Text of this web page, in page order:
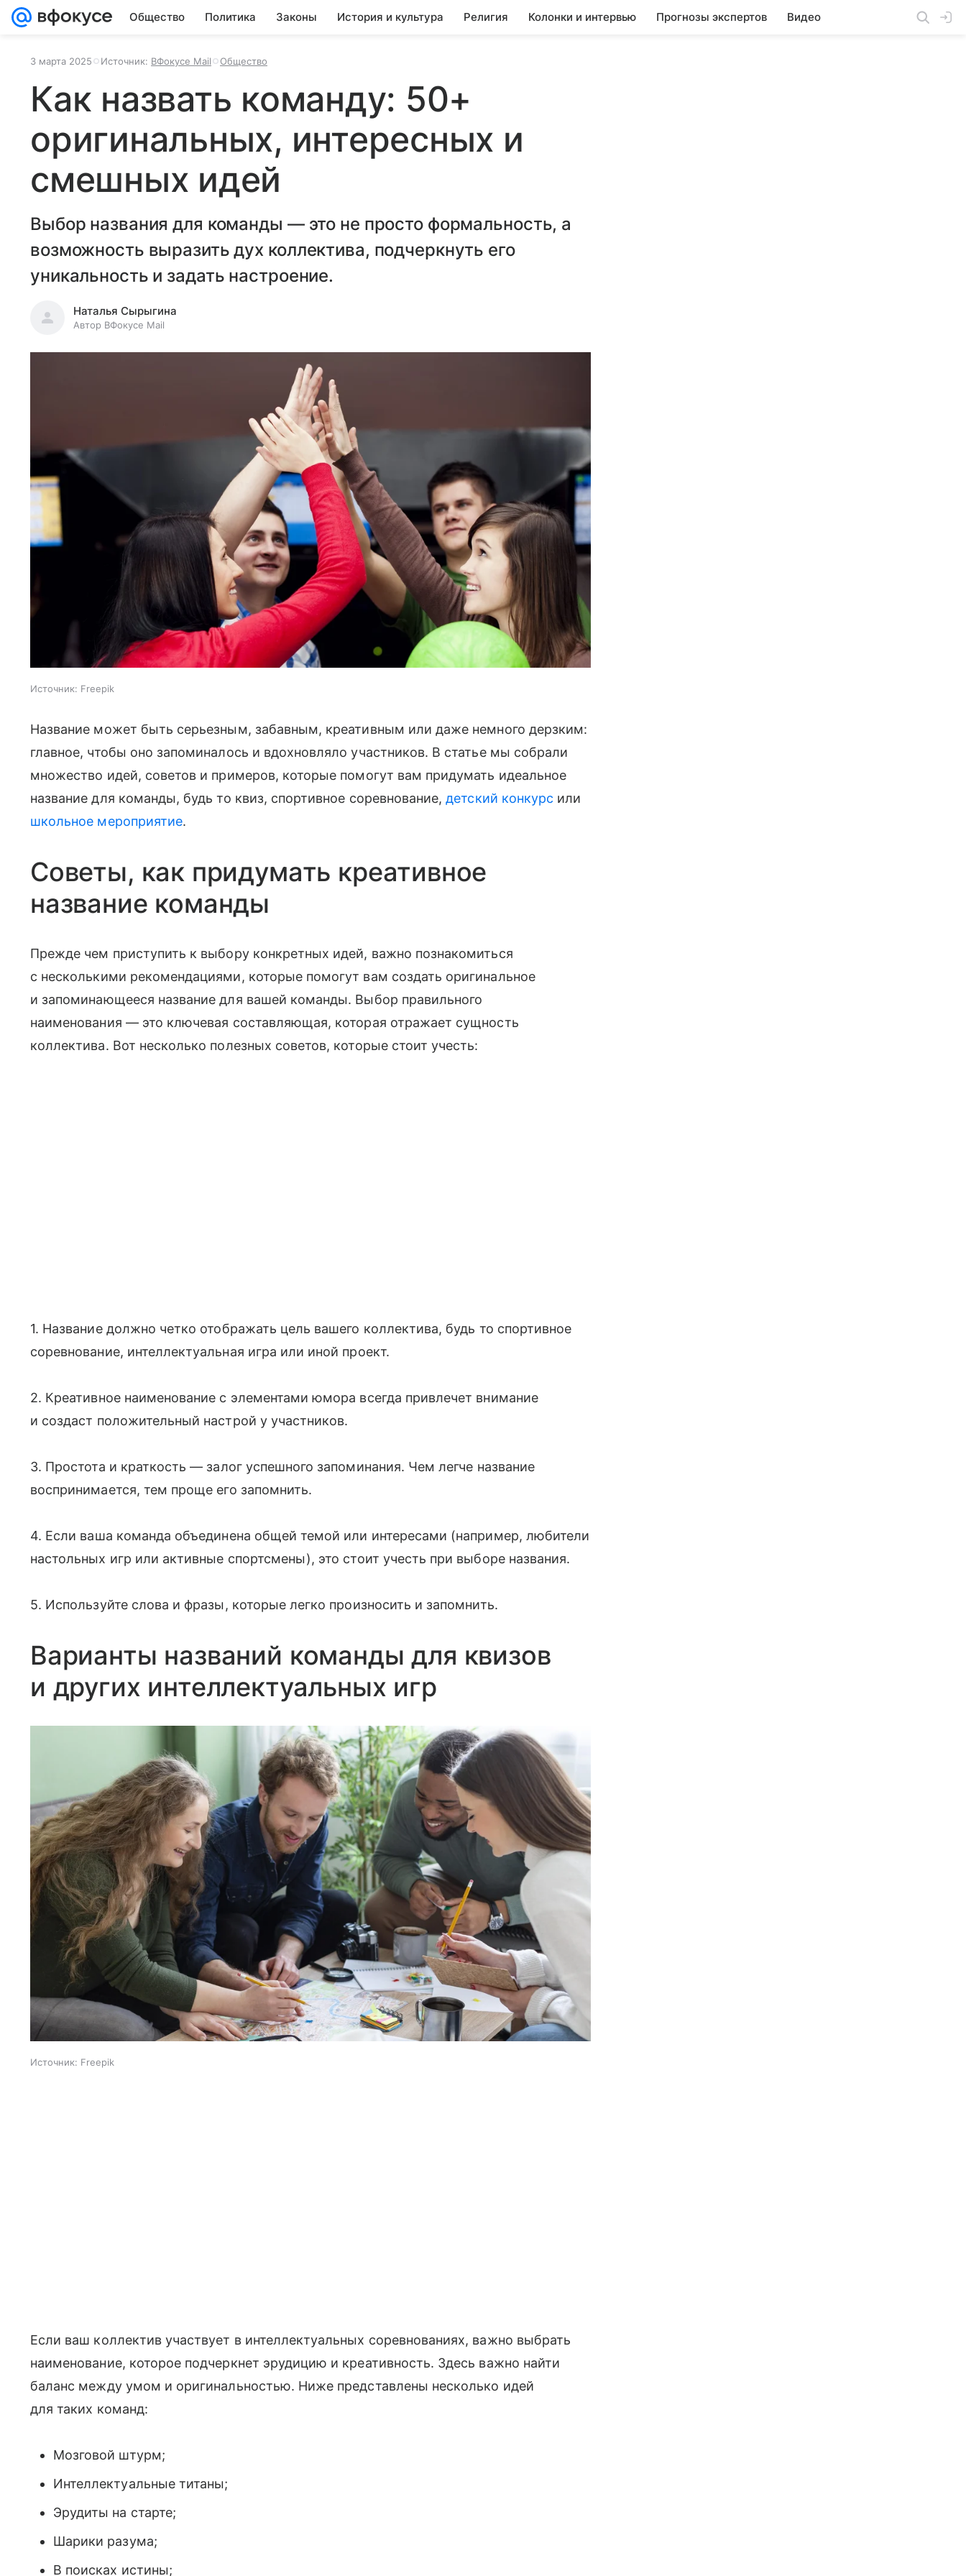
Общество Политика Законы История и культура Религия Колонки и интервью Прогнозы экспертов Видео
3 марта 2025 Источник: ВФокусе Mail Общество
Как назвать команду: 50+
оригинальных, интересных и
смешных идей
Выбор названия для команды — это не просто формальность, а
возможность выразить дух коллектива, подчеркнуть его
уникальность и задать настроение.
Наталья Сырыгина
Автор ВФокусе Mail
Источник: Freepik
Название может быть серьезным, забавным, креативным или даже немного дерзким:
главное, чтобы оно запоминалось и вдохновляло участников. В статье мы собрали
множество идей, советов и примеров, которые помогут вам придумать идеальное
название для команды, будь то квиз, спортивное соревнование,детский конкурс или
школьное мероприятие.
Советы, как придумать креативное
название команды
Прежде чем приступить к выбору конкретных идей, важно познакомиться
с несколькими рекомендациями, которые помогут вам создать оригинальное
и запоминающееся название для вашей команды. Выбор правильного
наименования — это ключевая составляющая, которая отражает сущность
коллектива. Вот несколько полезных советов, которые стоит учесть:
1. Название должно четко отображать цель вашего коллектива, будь то спортивное
соревнование, интеллектуальная игра или иной проект.
2. Креативное наименование с элементами юмора всегда привлечет внимание
и создаст положительный настрой у участников.
3. Простота и краткость — залог успешного запоминания. Чем легче название
воспринимается, тем проще его запомнить.
4. Если ваша команда объединена общей темой или интересами (например, любители
настольных игр или активные спортсмены), это стоит учесть при выборе названия.
5. Используйте слова и фразы, которые легко произносить и запомнить.
Варианты названий команды для квизов
и других интеллектуальных игр
Источник: Freepik
Если ваш коллектив участвует в интеллектуальных соревнованиях, важно выбрать
наименование, которое подчеркнет эрудицию и креативность. Здесь важно найти
баланс между умом и оригинальностью. Ниже представлены несколько идей
для таких команд:
Мозговой штурм;
Интеллектуальные титаны;
Эрудиты на старте;
Шарики разума;
В поисках истины;